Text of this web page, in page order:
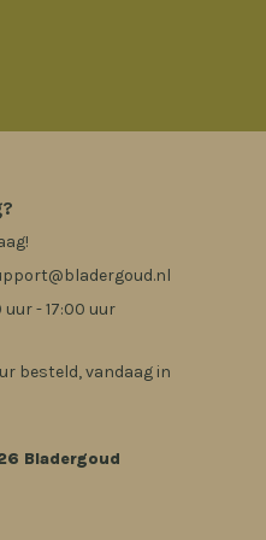
- 17:00 uur
besteld, vandaag in
Bladergoud